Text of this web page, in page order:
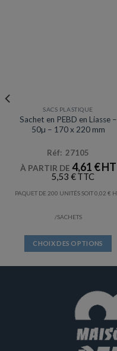
SACS PLASTIQUE
Sachet en PEBD en Liasse –
50µ – 170 x 220 mm
Réf: 27105
À PARTIR DE 4,61 €
5,53 €
PAQUET DE 200 UNITÉS SOIT0,02 €
/SACHETS
CHOIX DES OPTIONS
plusieurs
variations.
Les
options
peuvent